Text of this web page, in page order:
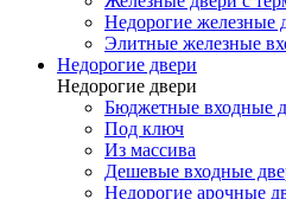
Недорогие железные
Элитные железные
Недорогие двери
Недорогие двери
Бюджетные входные
Под ключ
Из массива
Дешевые входные
Недорогие арочные